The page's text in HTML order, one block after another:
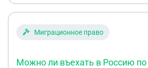
Миграционное право
Можно ли въехать в Россию по